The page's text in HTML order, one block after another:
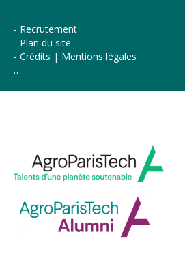
Recrutement
Plan du site
Crédits | Mentions légales
…